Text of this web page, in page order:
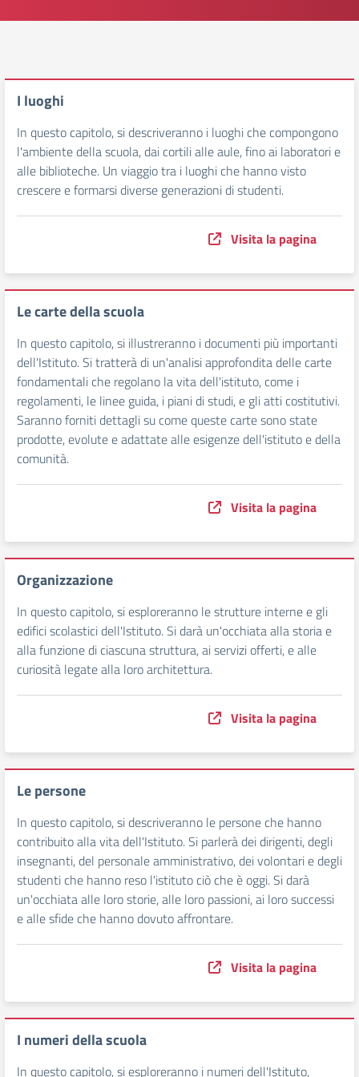
I luoghi
In questo capitolo, si descriveranno i luoghi che compongono
l'ambiente della scuola, dai cortili alle aule, fino ai laboratori e
alle biblioteche. Un viaggio tra i luoghi che hanno visto
crescere e formarsi diverse generazioni di studenti.
Visita la pagina
Le carte della scuola
In questo capitolo, si illustreranno i documenti più importanti
dell'Istituto. Si tratterà di un'analisi approfondita delle carte
fondamentali che regolano la vita dell'istituto, come i
regolamenti, le linee guida, i piani di studi, e gli atti costitutivi.
Saranno forniti dettagli su come queste carte sono state
prodotte, evolute e adattate alle esigenze dell'istituto e della
comunità.
Visita la pagina
Organizzazione
In questo capitolo, si esploreranno le strutture interne e gli
edifici scolastici dell'Istituto. Si darà un'occhiata alla storia e
alla funzione di ciascuna struttura, ai servizi offerti, e alle
curiosità legate alla loro architettura.
Visita la pagina
Le persone
In questo capitolo, si descriveranno le persone che hanno
contribuito alla vita dell'Istituto. Si parlerà dei dirigenti, degli
insegnanti, del personale amministrativo, dei volontari e degli
studenti che hanno reso l'istituto ciò che è oggi. Si darà
un'occhiata alle loro storie, alle loro passioni, ai loro successi
e alle sfide che hanno dovuto affrontare.
Visita la pagina
I numeri della scuola
In questo capitolo, si esploreranno i numeri dell'Istituto,